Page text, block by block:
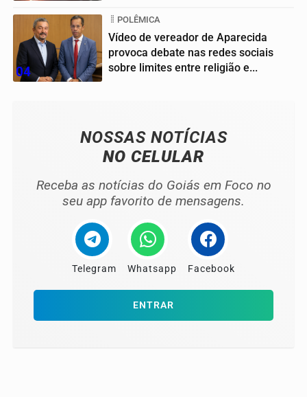
04
POLÊMICA
Vídeo de vereador de Aparecida
provoca debate nas redes sociais
sobre limites entre religião e...
NOSSAS NOTÍCIAS
NO CELULAR
Receba as notícias do Goiás em Foco no
seu app favorito de mensagens.
Telegram Whatsapp Facebook
ENTRAR